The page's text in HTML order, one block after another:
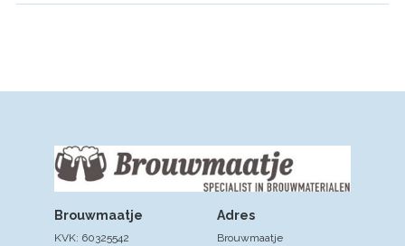
Adres
Brouwmaatje
Brouwmaatje
KVK: 60325542